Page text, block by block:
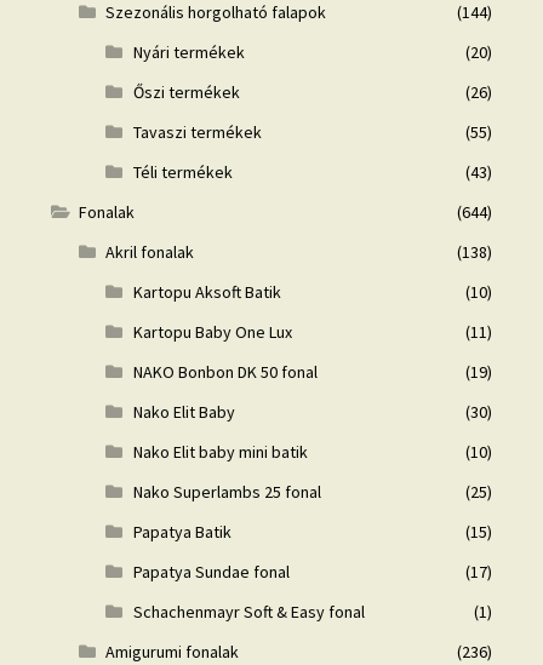
Szezonális horgolható falapok
(144)
Nyári termékek
(20)
Őszi termékek
(26)
Tavaszi termékek
(55)
Téli termékek
(43)
Fonalak
(644)
Akril fonalak
(138)
Kartopu Aksoft Batik
(10)
Kartopu Baby One Lux
(11)
NAKO Bonbon DK 50 fonal
(19)
Nako Elit Baby
(30)
Nako Elit baby mini batik
(10)
Nako Superlambs 25 fonal
(25)
Papatya Batik
(15)
Papatya Sundae fonal
(17)
Schachenmayr Soft & Easy fonal
(1)
Amigurumi fonalak
(236)